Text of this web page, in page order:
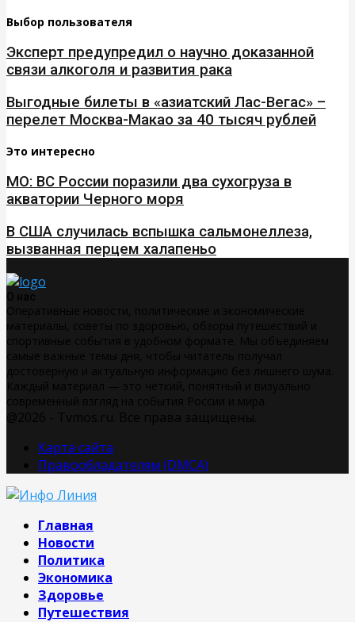
Выбор пользователя
Эксперт предупредил о научно доказанной
связи алкоголя и развития рака
Выгодные билеты в «азиатский Лас-Вегас» –
перелет Москва-Макао за 40 тысяч рублей
Это интересно
МО: ВС России поразили два сухогруза в
акватории Черного моря
В США случилась вспышка сальмонеллеза,
вызванная перцем халапеньо
Карта сайта
Правообладателям (DMCA)
Главная
Новости
Политика
Экономика
Здоровье
Путешествия